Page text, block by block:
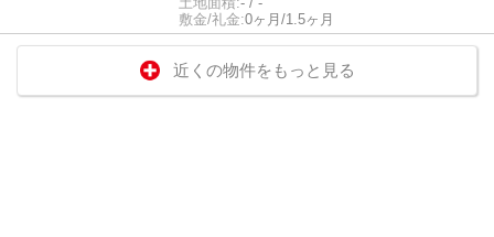
敷金/礼金:0ヶ月/1.5ヶ月
近くの物件をもっと見る